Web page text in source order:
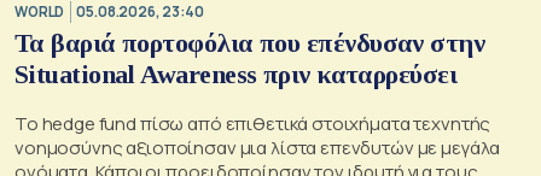
WORLD 05.08.2026, 23:40
Τα βαριά πορτοφόλια που επένδυσαν στην
Situational Awareness πριν καταρρεύσει
Το hedge fund πίσω από επιθετικά στοιχήματα τεχνητής
νοημοσύνης αξιοποίησαν μια λίστα επενδυτών με μεγάλα